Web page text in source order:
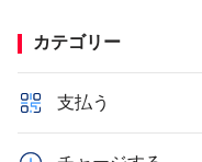
カテゴリー
支払う